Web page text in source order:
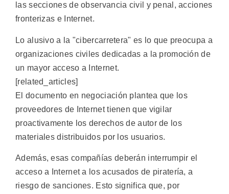
las secciones de observancia civil y penal, acciones
fronterizas e Internet.
Lo alusivo a la "cibercarretera" es lo que preocupa a
organizaciones civiles dedicadas a la promoción de
un mayor acceso a Internet.
[related_articles]
El documento en negociación plantea que los
proveedores de Internet tienen que vigilar
proactivamente los derechos de autor de los
materiales distribuidos por los usuarios.
Además, esas compañías deberán interrumpir el
acceso a Internet a los acusados de piratería, a
riesgo de sanciones. Esto significa que, por